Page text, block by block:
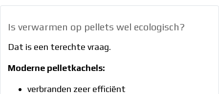
Pellethaarden
Nieuws
Werking
Gastenboek
Koopjeshoek
Is verwarmen op pellets wel ecologisch?
Dat is een terechte vraag.
Moderne pelletkachels:
verbranden zeer efficiënt